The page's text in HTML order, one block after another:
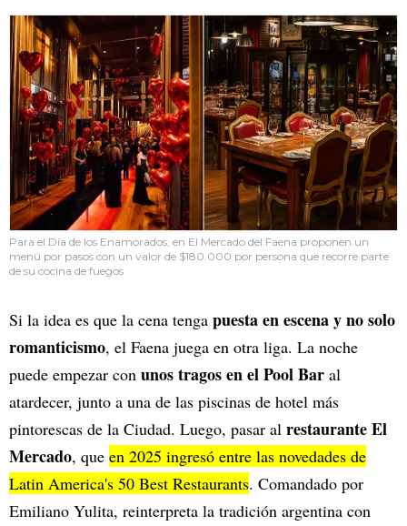
Para el Día de los Enamorados, en El Mercado del Faena proponen un
menú por pasos con un valor de $180.000 por persona que recorre parte
de su cocina de fuegos
Si la idea es que la cena tenga puesta en escena y no solo
romanticismo, el Faena juega en otra liga. La noche
puede empezar con unos tragos en el Pool Bar al
atardecer, junto a una de las piscinas de hotel más
pintorescas de la Ciudad. Luego, pasar al restaurante El
Mercado, que en 2025 ingresó entre las novedades de
Latin America's 50 Best Restaurants. Comandado por
Emiliano Yulita, reinterpreta la tradición argentina con